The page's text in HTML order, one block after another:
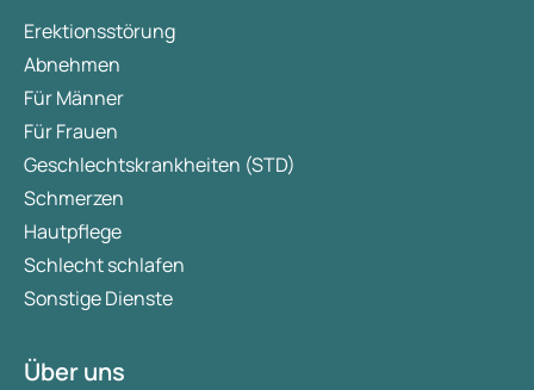
Erektionsstörung
Abnehmen
Für Männer
Für Frauen
Geschlechtskrankheiten (STD)
Schmerzen
Hautpflege
Schlecht schlafen
Sonstige Dienste
Über uns